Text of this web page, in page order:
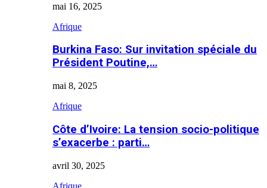
mai 16, 2025
Afrique
Burkina Faso: Sur invitation spéciale du
Président Poutine,…
mai 8, 2025
Afrique
Côte d’Ivoire: La tension socio-politique
s’exacerbe : parti…
avril 30, 2025
Afrique